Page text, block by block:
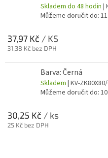
Skladem do 48 hodin |
Můžeme doručit do:
37,97 Kč / KS
31,38 Kč bez DPH
Barva: Černá
Skladem | KV-
Můžeme doručit do:
30,25 Kč / ks
25 Kč bez DPH